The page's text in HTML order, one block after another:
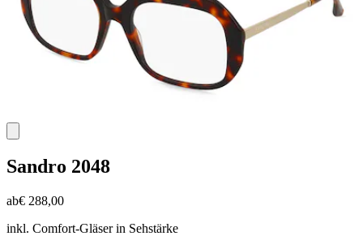
Sandro 2048
ab€ 288,00
inkl. Comfort-Gläser in Sehstärke